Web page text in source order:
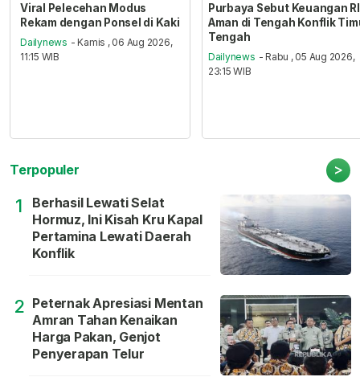
Viral Pelecehan Modus
Rekam dengan Ponsel di Kaki
Dailynews - Kamis , 06 Aug 2026,
11:15 WIB
Purbaya Sebut Keuangan RI
Aman di Tengah Konflik
Tengah
Dailynews - Rabu , 05 Aug 2026,
23:15 WIB
Terpopuler >
1
Berhasil Lewati Selat
Hormuz, Ini Kisah Kru Kapal
Pertamina Lewati Daerah
Konflik
2 Peternak Apresiasi Mentan
Amran Tahan Kenaikan
Harga Pakan, Genjot
Penyerapan Telur